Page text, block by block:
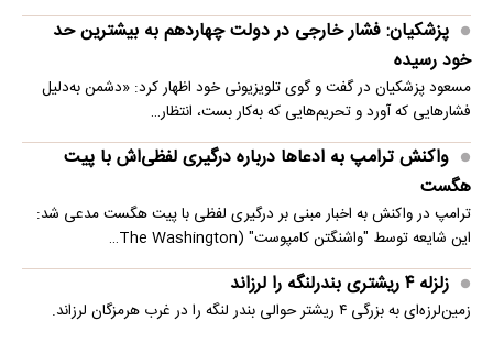
پزشکیان: فشار خارجی در دولت چهاردهم به بیشترین حد
خود رسیده
مسعود پزشکیان در گفت و گوی تلویزیونی خود اظهار کرد: «دشمن به‌دلیل
فشارهایی که آورد و تحریم‌هایی که به‌کار بست، انتظار…
واکنش ترامپ به ادعاها درباره درگیری لفظی‌اش با پیت
هگست
ترامپ در واکنش به اخبار مبنی بر درگیری لفظی با پیت هگست مدعی شد:
این شایعه توسط "واشنگتن کامپوست" (The Washington…
زلزله ۴ ریشتری بندرلنگه را لرزاند
زمین‌لرزه‌ای به بزرگی ۴ ریشتر حوالی بندر لنگه را در غرب هرمزگان لرزاند.